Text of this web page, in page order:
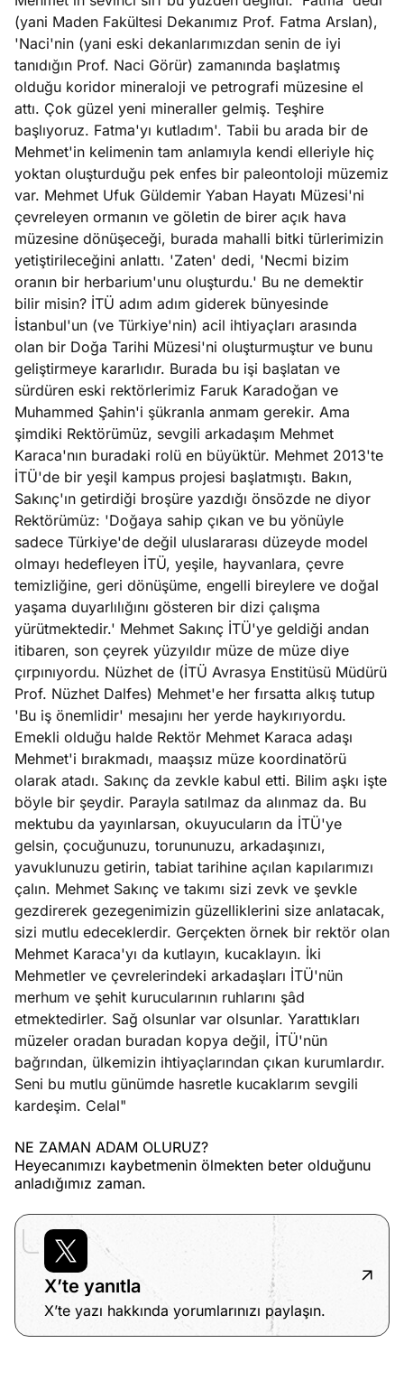
(yani Maden Fakültesi Dekanımız Prof. Fatma Arslan),
'Naci'nin (yani eski dekanlarımızdan senin de iyi
tanıdığın Prof. Naci Görür) zamanında başlatmış
olduğu koridor mineraloji ve petrografi müzesine el
attı. Çok güzel yeni mineraller gelmiş. Teşhire
başlıyoruz. Fatma'yı kutladım'. Tabii bu arada bir de
Mehmet'in kelimenin tam anlamıyla kendi elleriyle hiç
yoktan oluşturduğu pek enfes bir paleontoloji müzemiz
var. Mehmet Ufuk Güldemir Yaban Hayatı Müzesi'ni
çevreleyen ormanın ve göletin de birer açık hava
müzesine dönüşeceği, burada mahalli bitki türlerimizin
yetiştirileceğini anlattı. 'Zaten' dedi, 'Necmi bizim
oranın bir herbarium'unu oluşturdu.' Bu ne demektir
bilir misin? İTÜ adım adım giderek bünyesinde
İstanbul'un (ve Türkiye'nin) acil ihtiyaçları arasında
olan bir Doğa Tarihi Müzesi'ni oluşturmuştur ve bunu
geliştirmeye kararlıdır. Burada bu işi başlatan ve
sürdüren eski rektörlerimiz Faruk Karadoğan ve
Muhammed Şahin'i şükranla anmam gerekir. Ama
şimdiki Rektörümüz, sevgili arkadaşım Mehmet
Karaca'nın buradaki rolü en büyüktür. Mehmet 2013'te
İTÜ'de bir yeşil kampus projesi başlatmıştı. Bakın,
Sakınç'ın getirdiği broşüre yazdığı önsözde ne diyor
Rektörümüz: 'Doğaya sahip çıkan ve bu yönüyle
sadece Türkiye'de değil uluslararası düzeyde model
olmayı hedefleyen İTÜ, yeşile, hayvanlara, çevre
temizliğine, geri dönüşüme, engelli bireylere ve doğal
yaşama duyarlılığını gösteren bir dizi çalışma
yürütmektedir.' Mehmet Sakınç İTÜ'ye geldiği andan
itibaren, son çeyrek yüzyıldır müze de müze diye
çırpınıyordu. Nüzhet de (İTÜ Avrasya Enstitüsü Müdürü
Prof. Nüzhet Dalfes) Mehmet'e her fırsatta alkış tutup
'Bu iş önemlidir' mesajını her yerde haykırıyordu.
Emekli olduğu halde Rektör Mehmet Karaca adaşı
Mehmet'i bırakmadı, maaşsız müze koordinatörü
olarak atadı. Sakınç da zevkle kabul etti. Bilim aşkı işte
böyle bir şeydir. Parayla satılmaz da alınmaz da. Bu
mektubu da yayınlarsan, okuyucuların da İTÜ'ye
gelsin, çocuğunuzu, torununuzu, arkadaşınızı,
yavuklunuzu getirin, tabiat tarihine açılan kapılarımızı
çalın. Mehmet Sakınç ve takımı sizi zevk ve şevkle
gezdirerek gezegenimizin güzelliklerini size anlatacak,
sizi mutlu edeceklerdir. Gerçekten örnek bir rektör olan
Mehmet Karaca'yı da kutlayın, kucaklayın. İki
Mehmetler ve çevrelerindeki arkadaşları İTÜ'nün
merhum ve şehit kurucularının ruhlarını şâd
etmektedirler. Sağ olsunlar var olsunlar. Yarattıkları
müzeler oradan buradan kopya değil, İTÜ'nün
bağrından, ülkemizin ihtiyaçlarından çıkan kurumlardır.
Seni bu mutlu günümde hasretle kucaklarım sevgili
kardeşim. Celal"
NE ZAMAN ADAM OLURUZ?
Heyecanımızı kaybetmenin ölmekten beter olduğunu
anladığımız zaman.
X’te yanıtla
X’te yazı hakkında yorumlarınızı paylaşın.